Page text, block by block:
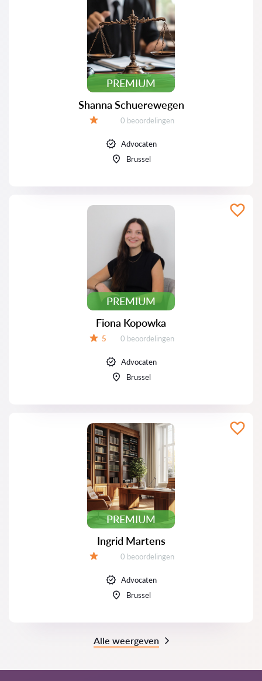
PREMIUM
Shanna Schuerewegen
Beoordelingen:
0 beoordelingen
Advocaten
Brussel
PREMIUM
Fiona Kopowka
5 Beoordelingen:
0 beoordelingen
Advocaten
Brussel
PREMIUM
Ingrid Martens
Beoordelingen:
0 beoordelingen
Advocaten
Brussel
Alle weergeven